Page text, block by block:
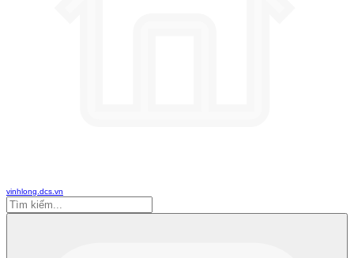
vinhlong.dcs.vn